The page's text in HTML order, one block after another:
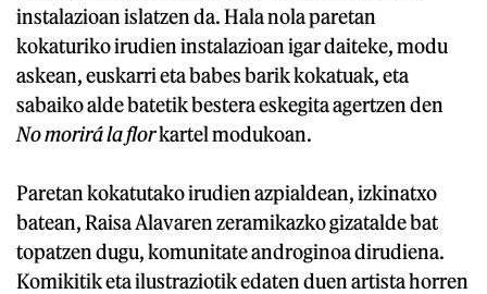
instalazioan islatzen da. Hala nola paretan
kokaturiko irudien instalazioan igar daiteke, modu
askean, euskarri eta babes barik kokatuak, eta
sabaiko alde batetik bestera eskegita agertzen den
No morirá la florkartel modukoan.
Paretan kokatutako irudien azpialdean, izkinatxo
batean, Raisa Alavaren zeramikazko gizatalde bat
topatzen dugu, komunitate androginoa dirudiena.
Komikitik eta ilustraziotik edaten duen artista horren